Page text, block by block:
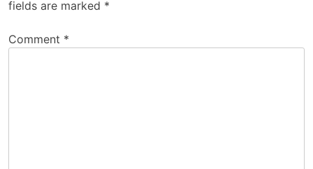
fields are marked *
Comment *